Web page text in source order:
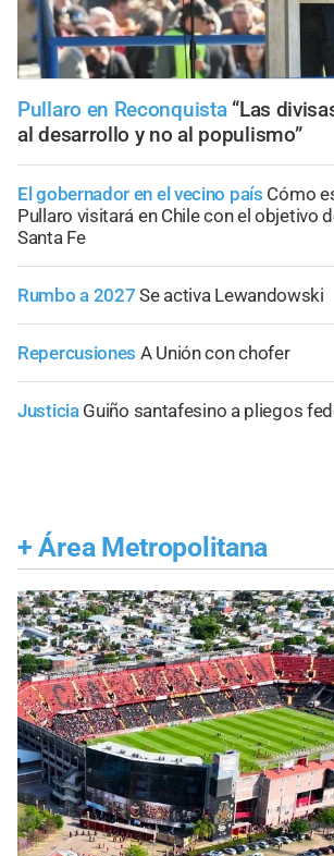
Pullaro en Reconquista “Las
al desarrollo y no al populismo”
El gobernador en el vecino país Cómo
Pullaro visitará en Chile con el objetivo
Santa Fe
Rumbo a 2027 Se activa Lewandowski
Repercusiones A Unión con chofer
Justicia Guiño santafesino a pliegos
+ Área Metropolitana